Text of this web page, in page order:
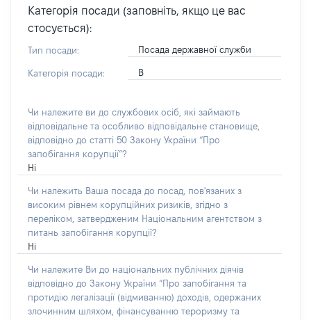
Категорія посади (заповніть, якщо це вас
стосується):
Тип посади: Посада державної служби
Категорія посади: В
Чи належите ви до службових осіб, які займають
відповідальне та особливо відповідальне становище,
відповідно до статті 50 Закону України “Про
запобігання корупції”?
Ні
Чи належить Ваша посада до посад, пов'язаних з
високим рівнем корупційних ризиків, згідно з
переліком, затвердженим Національним агентством з
питань запобігання корупції?
Ні
Чи належите Ви до національних публічних діячів
відповідно до Закону України “Про запобігання та
протидію легалізації (відмиванню) доходів, одержаних
злочинним шляхом, фінансуванню тероризму та